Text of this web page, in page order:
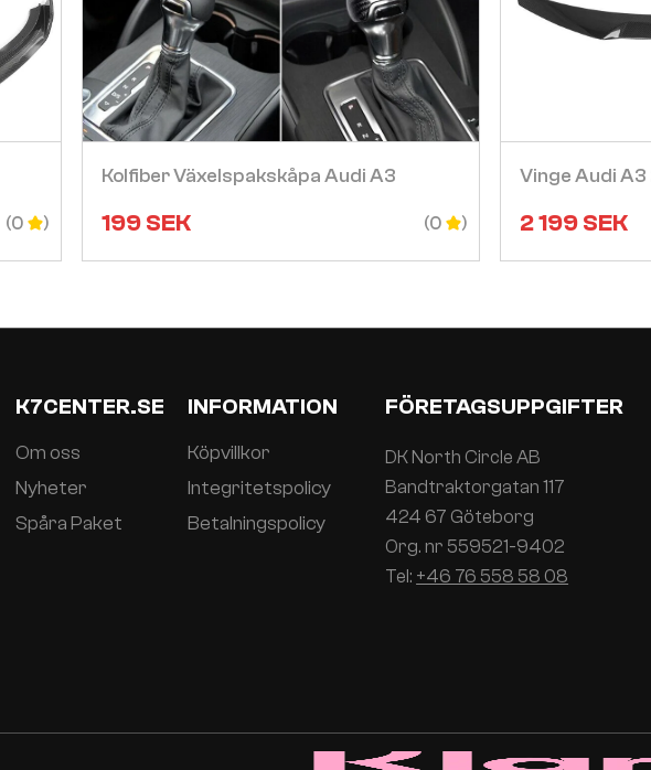
(0
Kolfiber Växelspakskåpa Audi A3
199SEK (0
Vinge Audi
2 199SEK
K7CENTER.SE
Om oss
Nyheter
Spåra Paket
INFORMATION
Köpvillkor
Integritetspolicy
Betalningspolicy
FÖRETAGSUPPGIFTER
DK North Circle AB
Bandtraktorgatan 117
424 67 Göteborg
Org. nr 559521-9402
Tel: +46 76 558 58 08